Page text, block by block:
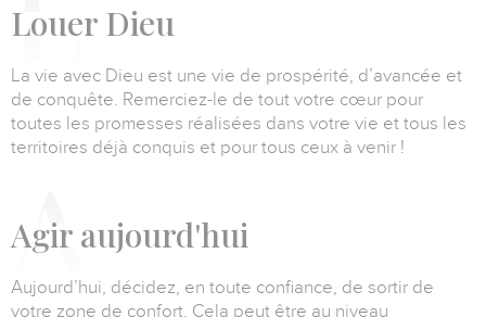
Louer Dieu
La vie avec Dieu est une vie de prospérité, d’avancée et
de conquête. Remerciez-le de tout votre cœur pour
toutes les promesses réalisées dans votre vie et tous les
territoires déjà conquis et pour tous ceux à venir !
Agir aujourd'hui
Aujourd’hui, décidez, en toute confiance, de sortir de
votre zone de confort. Cela peut être au niveau